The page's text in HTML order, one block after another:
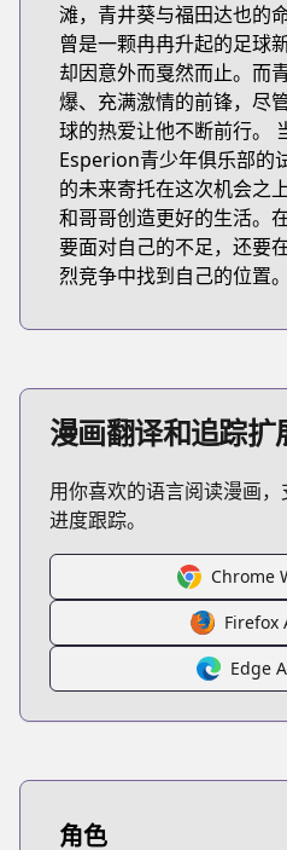
滩，青井葵与福田达也的
曾是一颗冉冉升起的足球
却因意外而戛然而止。而
爆、充满激情的前锋，尽
球的热爱让他不断前行。
Esperion青少年俱乐部的
的未来寄托在这次机会之
和哥哥创造更好的生活。
要面对自己的不足，还要
烈竞争中找到自己的位置。
漫画翻译和追踪扩
用你喜欢的语言阅读漫画
进度跟踪。
Chrome
Firefox
Edge
角色